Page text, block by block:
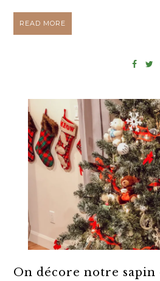
READ MORE
On décore notre sapin